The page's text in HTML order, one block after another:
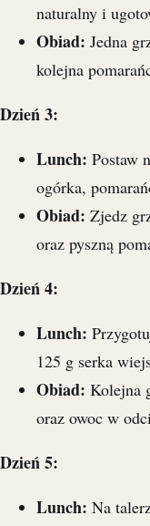
naturalny i
Obiad: Jedna
kolejna
Dzień 3:
Lunch: Postaw
ogórka,
Obiad: Zjedz
oraz pyszną
Dzień 4:
Lunch:
125 g serka
Obiad: Kolejna
oraz owoc w
Dzień 5:
Lunch: Na